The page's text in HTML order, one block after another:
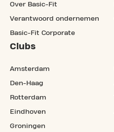
Over Basic-Fit
Verantwoord ondernemen
Basic-Fit Corporate
Clubs
Amsterdam
Den-Haag
Rotterdam
Eindhoven
Groningen